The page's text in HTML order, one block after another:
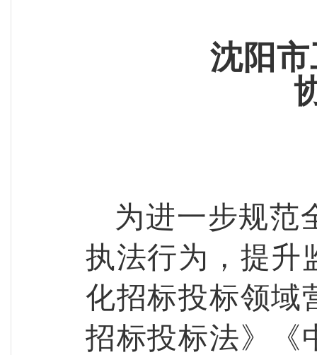
沈阳
为进一步规范
执法行为，提升
化招标投标领域
招标投标法》《